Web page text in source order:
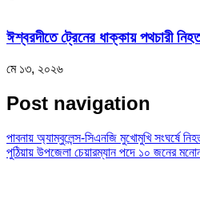
ঈশ্বরদীতে ট্রেনের ধাক্কায় পথচারী
মে ১৩, ২০২৬
Post navigation
পাবনায় অ্যাম্বুলেন্স-সিএনজি মুখোমুখি সংঘর্ষে
পুঠিয়ায় উপজেলা চেয়ারম্যান পদে ১০ জনের